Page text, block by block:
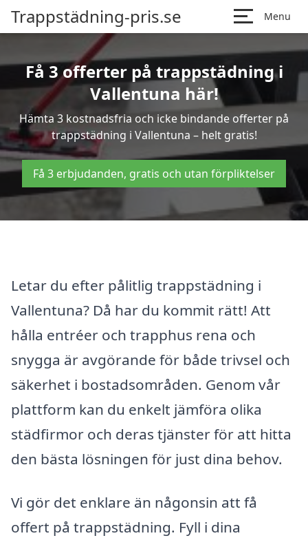
Trappstädning-pris.se Menu
Få 3 offerter på trappstädning i
Vallentuna här!
Hämta 3 kostnadsfria och icke bindande offerter på
trappstädning i Vallentuna – helt gratis!
Få 3 erbjudanden, gratis och utan förpliktelser
Letar du efter pålitlig trappstädning i
Vallentuna? Då har du kommit rätt! Att
hålla entréer och trapphus rena och
snygga är avgörande för både trivsel och
säkerhet i bostadsområden. Genom vår
plattform kan du enkelt jämföra olika
städfirmor och deras tjänster för att hitta
den bästa lösningen för just dina behov.
Vi gör det enklare än någonsin att få
offert på trappstädning. Fyll i dina